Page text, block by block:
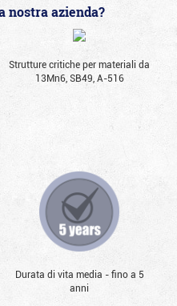
nostra azienda?
Strutture critiche per materiali da
13Mn6, SB49, А-516
Durata di vita media - fino a 5
anni